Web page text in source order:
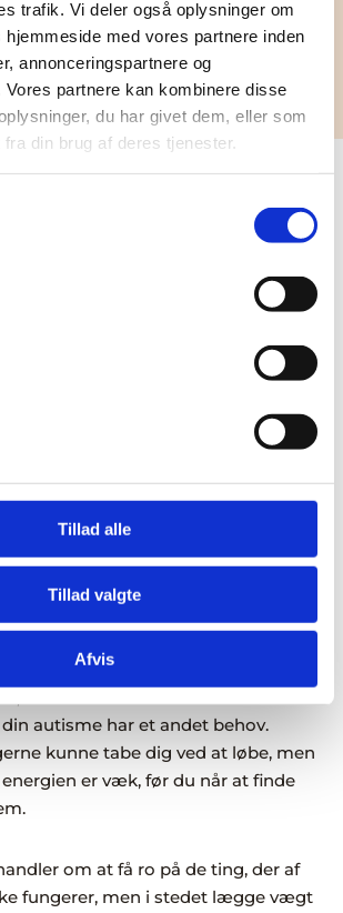
trafik. Vi deler også oplysninger om
hjemmeside med vores partnere inden
annonceringspartnere og
Vores partnere kan kombinere disse
du har givet dem, eller som
din brug af deres tjenester.
Tillad alle
Tillad valgte
Afvis
SAMTALE/P.T. INGEN LEDIG
TIDER.
og drømme
at få en diagnose. Du skal
at planlægge dit fremtidige liv.
i din nye viden kan vi i
din diagnose sammen kan blive
vi svagheder og styrker, ønsker
ud fra det finder vi ud af, om du har
små ting i livet, som kan flytte
du om, at din bolig altid er ryddelig
ADHD er måske ikke helt enig.
autisme har et andet behov.
kunne tabe dig ved at løbe, men
er væk, før du når at finde
om at få ro på de ting, der af
fungerer, men i stedet lægge vægt